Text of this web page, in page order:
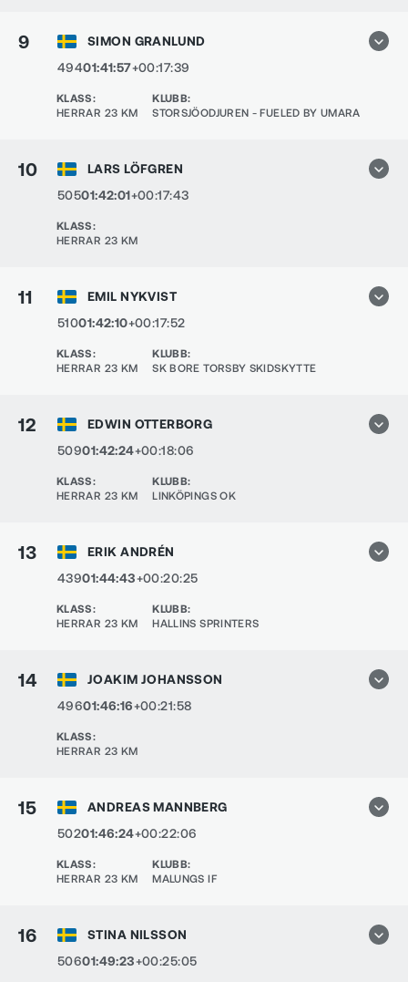
9
SIMON GRANLUND
49401:41:57+00:17:39
KLASS:
HERRAR 23 KM
KLUBB:
STORSJÖODJUREN - FUELED BY UMARA
10
LARS LÖFGREN
50501:42:01+00:17:43
KLASS:
HERRAR 23 KM
11
EMIL NYKVIST
51001:42:10+00:17:52
KLASS:
HERRAR 23 KM
KLUBB:
SK BORE TORSBY SKIDSKYTTE
12
EDWIN OTTERBORG
50901:42:24+00:18:06
KLASS:
HERRAR 23 KM
KLUBB:
LINKÖPINGS OK
13
ERIK ANDRÉN
43901:44:43+00:20:25
KLASS:
HERRAR 23 KM
KLUBB:
HALLINS SPRINTERS
14
JOAKIM JOHANSSON
49601:46:16+00:21:58
KLASS:
HERRAR 23 KM
15
ANDREAS MANNBERG
50201:46:24+00:22:06
KLASS:
HERRAR 23 KM
KLUBB:
MALUNGS IF
16
STINA NILSSON
50601:49:23+00:25:05